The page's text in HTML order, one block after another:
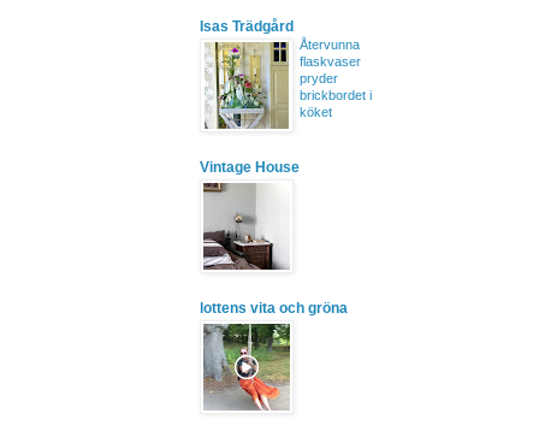
Isas Trädgård
Återvunna
flaskvaser
pryder
brickbordet i
köket
Vintage House
lottens vita och gröna